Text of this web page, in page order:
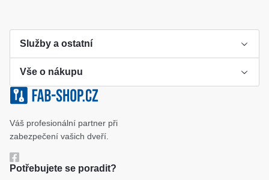
Služby a ostatní
Výroba klíče
Klíčové systémy
Katalog
Vše o nákupu
Cookies a podmínky používání
Ochrana osobních údajů
Váš profesionální partner při
zabezpečení vašich dveří.
Potřebujete se poradit?